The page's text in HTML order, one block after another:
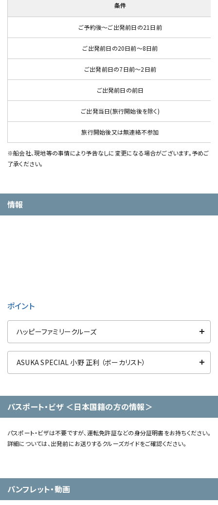
条件
ご予約後～ご出発前日の21日前
ご出発前日の20日前～8日前
ご出発前日の7日前～2日前
ご出発前日の前日
ご出発当日(旅行開始後を除く)
旅行開始後又は無連絡不参加
※船会社、現地等の事情により予告なしに変更になる場合がございます。予めご
了承ください。
情報
ポイント
ハッピーファミリークルーズ
ASUKA SPECIAL 小野 正利 （ボーカリスト）
パスポート・ビザ ＜日本国籍の方の情報＞
パスポート・ビザは不要ですが、運転免許証などの身分証明書をお持ちください。
詳細については、出発前にお送りするクルーズガイドをご確認ください。
パンフレット・動画